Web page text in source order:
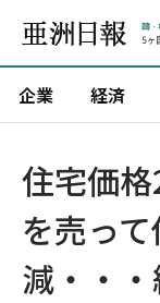
企業 経済
住宅価
を売っ
減・・